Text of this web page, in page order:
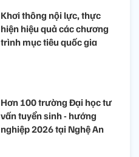
Khơi thông nội lực, thực
hiện hiệu quả các chương
trình mục tiêu quốc gia
Hơn 100 trường Đại học tư
vấn tuyển sinh - hướng
nghiệp 2026 tại Nghệ An